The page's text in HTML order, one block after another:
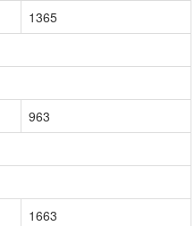
1365
963
1663